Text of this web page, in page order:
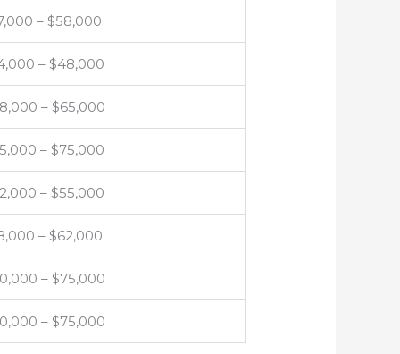
– $58,000
– $48,000
– $65,000
– $75,000
– $55,000
– $62,000
– $75,000
– $75,000